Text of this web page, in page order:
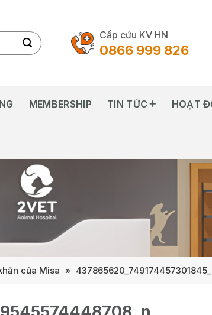
Cấp cứu KV HN
0866 999 826
MEMBERSHIP TIN TỨC HOẠT
của Misa »